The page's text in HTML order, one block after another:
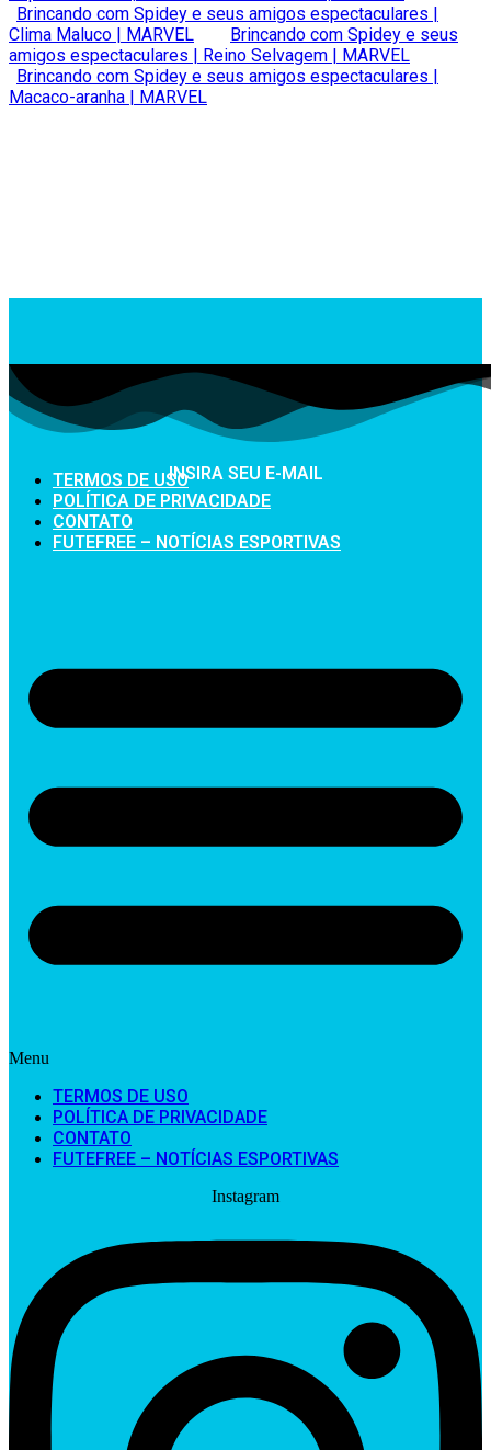
Brincando com Spidey e seus amigos espectaculares |
Clima Maluco | MARVEL
Brincando com Spidey e seus
amigos espectaculares | Reino Selvagem | MARVEL
Brincando com Spidey e seus amigos espectaculares |
Macaco-aranha | MARVEL
INSIRA SEU E-MAIL
TERMOS DE USO
POLÍTICA DE PRIVACIDADE
CONTATO
FUTEFREE – NOTÍCIAS ESPORTIVAS
Menu
TERMOS DE USO
POLÍTICA DE PRIVACIDADE
CONTATO
FUTEFREE – NOTÍCIAS ESPORTIVAS
Instagram